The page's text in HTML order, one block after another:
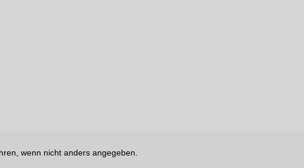
wenn nicht anders angegeben.